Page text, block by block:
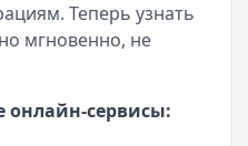
Теперь узнать
мгновенно, не
онлайн-сервисы: